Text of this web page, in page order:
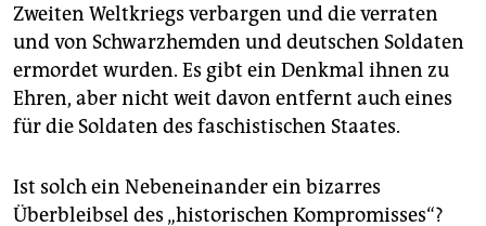
Zweiten Weltkriegs verbargen und die verraten
und von Schwarzhemden und deutschen Soldaten
ermordet wurden. Es gibt ein Denkmal ihnen zu
Ehren, aber nicht weit davon entfernt auch eines
für die Soldaten des faschistischen Staates.
Ist solch ein Nebeneinander ein bizarres
Überbleibsel des „historischen Kompromisses“?